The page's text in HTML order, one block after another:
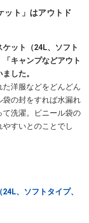
ット」はアウトド
ット（24L、ソフト
キャンプなどアウト
した。
洋服などをどんどん
の封をすれば水漏れ
洗濯。ビニール袋の
すいとのことでし
、ソフトタイプ、